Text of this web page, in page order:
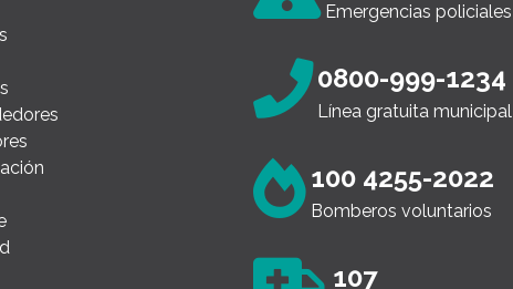
Emergencias policiales
0800-999-1234
Línea gratuita municipal
100 4255-2022
Bomberos voluntarios
107